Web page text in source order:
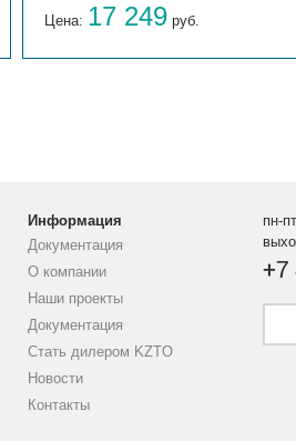
Цена: 17 249 руб.
Информация
Документация
О компании
Наши проекты
Документация
Стать дилером KZTO
Новости
Контакты
пн-
+7